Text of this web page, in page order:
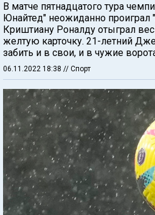
В матче пятнадцатого тура
Юнайтед" неожиданно проиграл
Криштиану Роналду отыграл
желтую карточку. 21-летний
забить и в свои, и в чужие
06.11.2022 18:38 // Спорт